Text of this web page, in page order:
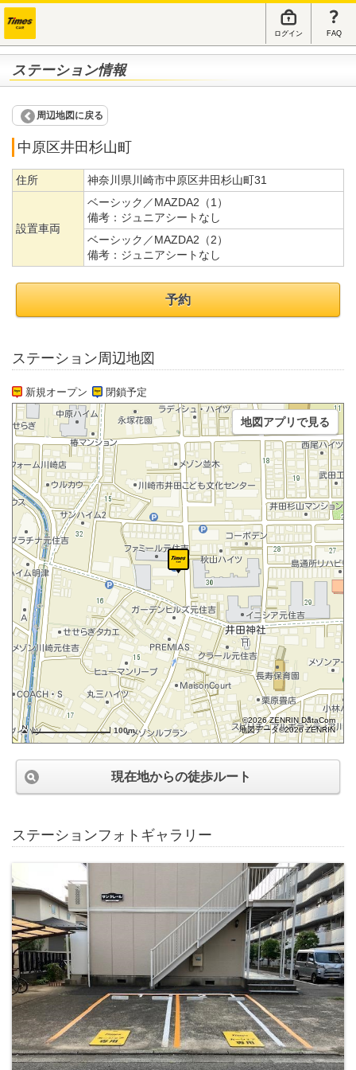
ログイン FAQ
ステーション情報
周辺地図に戻る
中原区井田杉山町
住所 神奈川県川崎市中原区井田杉山町31
設置車両
ベーシック／MAZDA2（1）
備考： ジュニアシートなし
ベーシック／MAZDA2（2）
備考： ジュニアシートなし
予約
ステーション周辺地図
新規オープン 閉鎖予定
100m
©2026 ZENRIN DataCom
地図データ©2026 ZENRIN
地図アプリで見る
現在地からの徒歩ルート
ステーションフォトギャラリー